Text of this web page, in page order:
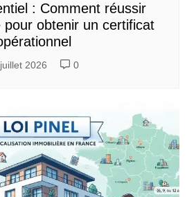
: Comment réussir
pour obtenir un certificat
2026 0